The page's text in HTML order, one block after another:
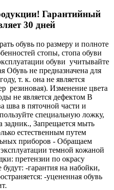
Гарантийный
30 дней
обувь по размеру и полноте
стопы, стопа обуви
обуви учитывайте
Обувь не предназначена для
т. к. она не является
резиновая). Изменение цвета
не является дефектом В
шва в пяточной части и
специальную ложку,
задник., Запрещается мыть
естественным путем
приборов - Обращаем
темной кожаной
претензии по окрасу
будут: -гарантия на набойки,
-уцененная обувь